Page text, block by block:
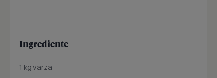
Ingrediente
1 kg varza